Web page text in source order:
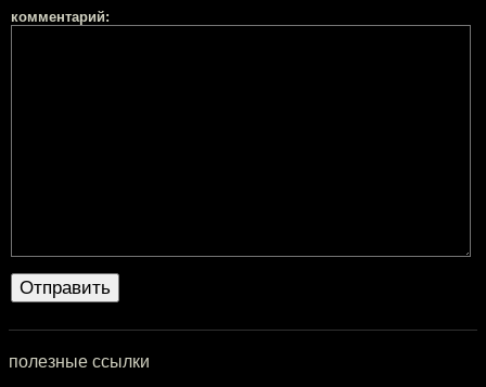
комментарий:
полезные ссылки